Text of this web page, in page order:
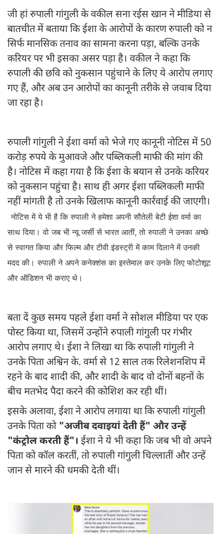
जी हां रुपाली गांगुली के वकील सना रईस खान ने मीडिया से
बातचीत में बताया कि ईशा के आरोपों के कारण रुपाली को न
सिर्फ मानसिक तनाव का सामना करना पड़ा, बल्कि उनके
करियर पर भी इसका असर पड़ा है। वकील ने कहा कि
रुपाली की छवि को नुकसान पहुंचाने के लिए ये आरोप लगाए
गए हैं, और अब उन आरोपों का कानूनी तरीके से जवाब दिया
जा रहा है।
रुपाली गांगुली ने ईशा वर्मा को भेजे गए कानूनी नोटिस में 50
करोड़ रुपये के मुआवजे और पब्लिकली माफी की मांग की
है। नोटिस में कहा गया है कि ईशा के बयान से उनके करियर
को नुकसान पहुंचा है। साथ ही अगर ईशा पब्लिकली माफी
नहीं मांगती है तो उनके खिलाफ कानूनी कार्रवाई की जाएगी।
नोटिस में ये भी है कि रुपाली ने हमेशा अपनी सौतेली बेटी ईशा वर्मा का
साथ दिया। वो जब भी न्यू जर्सी से भारत आतीं, तो रुपाली ने उनका अच्छे
से स्वागत किया और फिल्म और टीवी इंडस्ट्री में काम दिलाने में उनकी
मदद की। रुपाली ने अपने कनेक्शंस का इस्तेमाल कर उनके लिए फोटोशूट
और ऑडिशन भी कराए थे।
बता दें कुछ समय पहले ईशा वर्मा ने सोशल मीडिया पर एक
पोस्ट किया था, जिसमें उन्होंने रुपाली गांगुली पर गंभीर
आरोप लगाए थे। ईशा ने लिखा था कि रुपाली गांगुली ने
उनके पिता अश्विन के. वर्मा से 12 साल तक रिलेशनशिप में
रहने के बाद शादी की, और शादी के बाद वो दोनों बहनों के
बीच मतभेद पैदा करने की कोशिश कर रही थीं।
इसके अलावा, ईशा ने आरोप लगाया था कि रुपाली गांगुली
उनके पिता को "अजीब दवाइयां देती हैं" और उन्हें
"कंट्रोल करती हैं"। ईशा ने ये भी कहा कि जब भी वो अपने
पिता को कॉल करतीं, तो रुपाली गांगुली चिल्लातीं और उन्हें
जान से मारने की धमकी देती थीं।